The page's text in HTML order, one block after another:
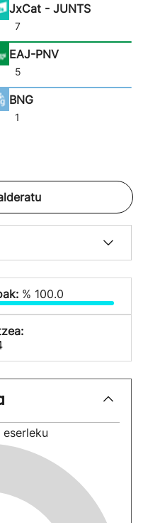
JxCat - JUNTS
7
EAJ-PNV
5
BNG
1
% 100.0
eserleku